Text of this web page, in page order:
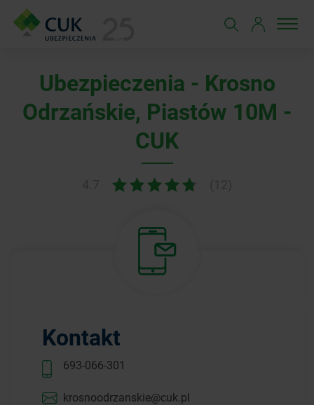
Ubezpieczenia - Krosno
Odrzańskie, Piastów 10M -
CUK
Kontakt
693-066-301
krosnoodrzanskie@cuk.pl